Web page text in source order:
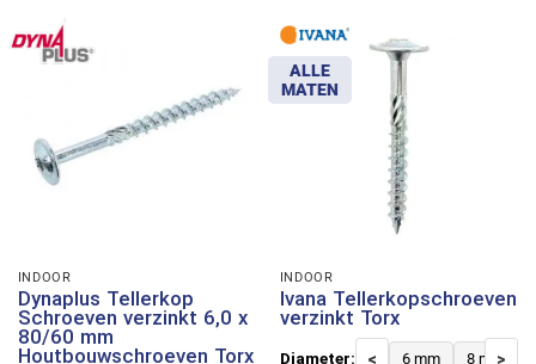
INDOOR
Dynaplus Tellerkop
Schroeven verzinkt 6,0 x
80/60 mm
Houtbouwschroeven Torx
ALLE
MATEN
INDOOR
Ivana Tellerkopschroeven
verzinkt Torx
Diameter: < 6 mm 8 mm
>